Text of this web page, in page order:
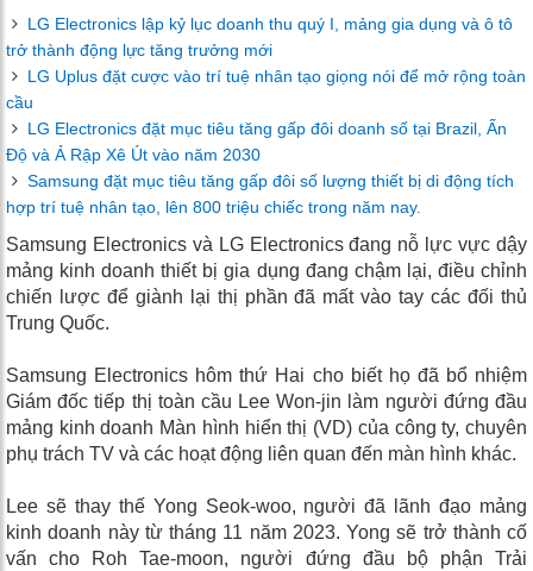
LG Electronics lập kỷ lục doanh thu quý I, mảng gia dụng và ô tô
trở thành động lực tăng trưởng mới
LG Uplus đặt cược vào trí tuệ nhân tạo giọng nói để mở rộng toàn
cầu
LG Electronics đặt mục tiêu tăng gấp đôi doanh số tại Brazil, Ấn
Độ và Ả Rập Xê Út vào năm 2030
Samsung đặt mục tiêu tăng gấp đôi số lượng thiết bị di động tích
hợp trí tuệ nhân tạo, lên 800 triệu chiếc trong năm nay.
Samsung Electronics và LG Electronics đang nỗ lực vực dậy
mảng kinh doanh thiết bị gia dụng đang chậm lại, điều chỉnh
chiến lược để giành lại thị phần đã mất vào tay các đối thủ
Trung Quốc.
Samsung Electronics hôm thứ Hai cho biết họ đã bổ nhiệm
Giám đốc tiếp thị toàn cầu Lee Won-jin làm người đứng đầu
mảng kinh doanh Màn hình hiển thị (VD) của công ty, chuyên
phụ trách TV và các hoạt động liên quan đến màn hình khác.
Lee sẽ thay thế Yong Seok-woo, người đã lãnh đạo mảng
kinh doanh này từ tháng 11 năm 2023. Yong sẽ trở thành cố
vấn cho Roh Tae-moon, người đứng đầu bộ phận Trải